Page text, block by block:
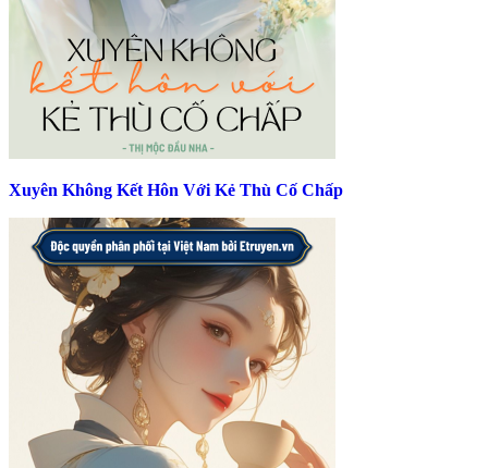
Xuyên Không Kết Hôn Với Kẻ Thù Cố Chấp